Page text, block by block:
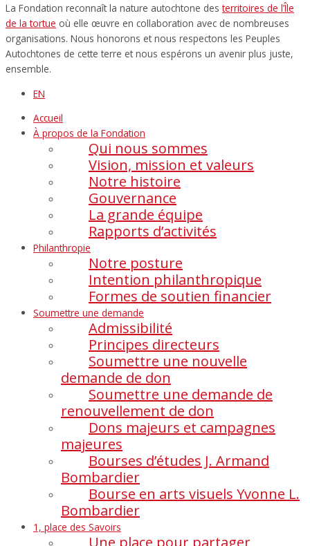
La Fondation reconnaît la nature autochtone desterritoires de l’Île
de la tortue où elle œuvre en collaboration avec de nombreuses
organisations. Nous honorons et nous respectons les Peuples
Autochtones de cette terre et nous espérons un avenir plus juste,
ensemble.
EN
Accueil
À propos de la Fondation
Qui nous sommes
Vision, mission et valeurs
Notre histoire
Gouvernance
La grande équipe
Rapports d’activités
Philanthropie
Notre posture
Intention philanthropique
Formes de soutien financier
Soumettre une demande
Admissibilité
Principes directeurs
Soumettre une nouvelle
demande de don
Soumettre une demande de
renouvellement de don
Dons majeurs et campagnes
majeures
Bourses d’études J. Armand
Bombardier
Bourse en arts visuels Yvonne L.
Bombardier
1, place des Savoirs